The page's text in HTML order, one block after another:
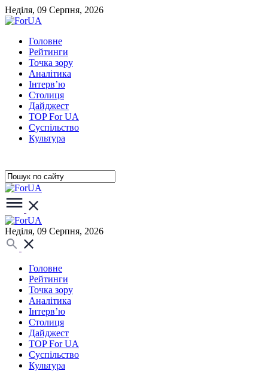
Неділя, 09 Серпня, 2026
Головне
Рейтинги
Точка зору
Аналітика
Інтерв’ю
Столиця
Дайджест
TOP For UA
Суспiльство
Культура
Неділя, 09 Серпня, 2026
Головне
Рейтинги
Точка зору
Аналітика
Інтерв’ю
Столиця
Дайджест
TOP For UA
Суспiльство
Культура